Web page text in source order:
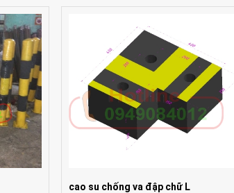
cao su chống va đập chữ L